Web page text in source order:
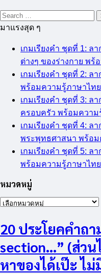
Search
for:
มาแรงสุด ๆ
เกมเรียงคำ ชุดที่ 1: ล
ต่างๆ ของร่างกาย พร้
เกมเรียงคำ ชุดที่ 2: ล
พร้อมความรู้ภาษาไทย
เกมเรียงคำ ชุดที่ 3: ล
ครอบครัว พร้อมความ
เกมเรียงคำ ชุดที่ 4: ล
พระพุทธศาสนา พร้อม
เกมเรียงคำ ชุดที่ 5: ล
พร้อมความรู้ภาษาไทย
หมวดหมู่
หมวด
20 ประโยคคำถ
section…” (ส่ว
หาของได้เป๊ะ ไม่